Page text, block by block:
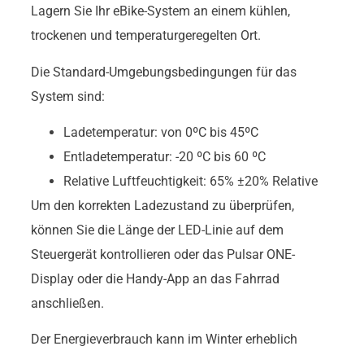
Lagern Sie Ihr eBike-System an einem kühlen,
trockenen und temperaturgeregelten Ort.
Die Standard-Umgebungsbedingungen für das
System sind:
Ladetemperatur: von 0ºC bis 45ºC
Entladetemperatur: -20 ºC bis 60 ºC
Relative Luftfeuchtigkeit: 65% ±20% Relative
Um den korrekten Ladezustand zu überprüfen,
können Sie die Länge der LED-Linie auf dem
Steuergerät kontrollieren oder das Pulsar ONE-
Display oder die Handy-App an das Fahrrad
anschließen.
Der Energieverbrauch kann im Winter erheblich